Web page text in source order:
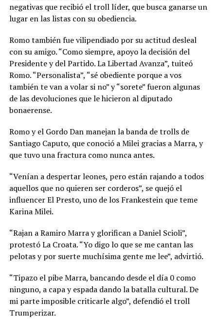
negativas que recibió el troll líder, que busca ganarse un
lugar en las listas con su obediencia.
Romo también fue vilipendiado por su actitud desleal
con su amigo. “Como siempre, apoyo la decisión del
Presidente y del Partido. La Libertad Avanza”, tuiteó
Romo. “Personalista”, “sé obediente porque a vos
también te van a volar si no” y “sorete” fueron algunas
de las devoluciones que le hicieron al diputado
bonaerense.
Romo y el Gordo Dan manejan la banda de trolls de
Santiago Caputo, que conoció a Milei gracias a Marra, y
que tuvo una fractura como nunca antes.
“Venían a despertar leones, pero están rajando a todos
aquellos que no quieren ser corderos”, se quejó el
influencer El Presto, uno de los Frankestein que teme
Karina Milei.
“Rajan a Ramiro Marra y glorifican a Daniel Scioli”,
protestó La Croata. “Yo digo lo que se me cantan las
pelotas y por suerte muchísima gente me lee”, advirtió.
“Tipazo el pibe Marra, bancando desde el día 0 como
ninguno, a capa y espada dando la batalla cultural. De
mi parte imposible criticarle algo”, defendió el troll
Trumperizar.